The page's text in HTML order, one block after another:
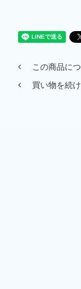
この商品に
買い物を続